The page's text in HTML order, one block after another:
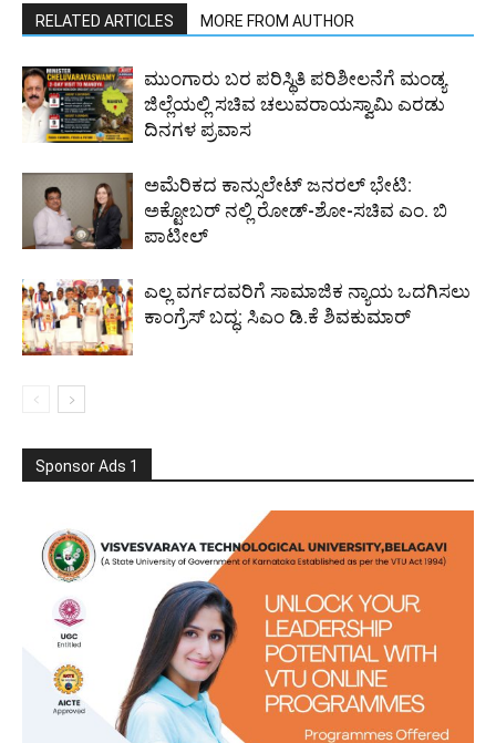
RELATED ARTICLES MORE FROM AUTHOR
ಮುಂಗಾರು ಬರ ಪರಿಸ್ಥಿತಿ ಪರಿಶೀಲನೆಗೆ ಮಂಡ್ಯ
ಜಿಲ್ಲೆಯಲ್ಲಿ ಸಚಿವ ಚಲುವರಾಯಸ್ವಾಮಿ ಎರಡು
ದಿನಗಳ ಪ್ರವಾಸ
ಅಮೆರಿಕದ ಕಾನ್ಸುಲೇಟ್ ಜನರಲ್ ಭೇಟಿ:
ಅಕ್ಟೋಬರ್ ನಲ್ಲಿ ರೋಡ್-ಶೋ-ಸಚಿವ ಎಂ. ಬಿ
ಪಾಟೀಲ್
ಎಲ್ಲ ವರ್ಗದವರಿಗೆ ಸಾಮಾಜಿಕ ನ್ಯಾಯ ಒದಗಿಸಲು
ಕಾಂಗ್ರೆಸ್ ಬದ್ಧ: ಸಿಎಂ ಡಿ.ಕೆ ಶಿವಕುಮಾರ್
Sponsor Ads 1